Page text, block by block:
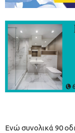
Ενώ συνολικά 90